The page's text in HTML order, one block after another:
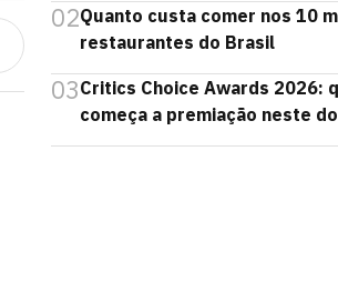
02Quanto custa comer nos 10
restaurantes do Brasil
03Critics Choice Awards 2026:
começa a premiação neste